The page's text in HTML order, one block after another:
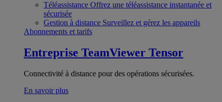
Téléassistance Offrez une téléassistance instantanée et
sécurisée
Gestion à distance Surveillez et gérez les appareils
Abonnements et tarifs
Entreprise TeamViewer Tensor
Connectivité à distance pour des opérations sécurisées.
En savoir plus